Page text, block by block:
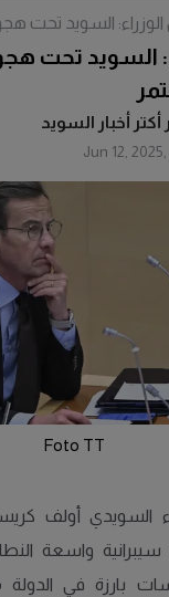
أكتر أخبار السويد
Jun 12,
السويد تحت
السويد تحت
Foto TT
السويدي أولف
واسعة
في الدولة